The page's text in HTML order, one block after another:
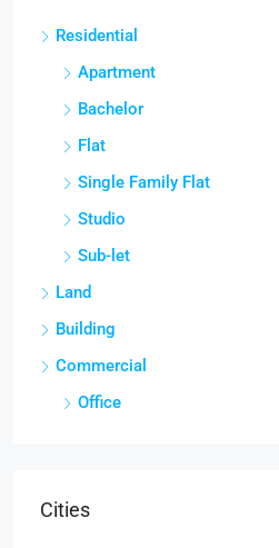
Residential
Apartment
Bachelor
Flat
Single Family Flat
Studio
Sub-let
Land
Building
Commercial
Office
Cities